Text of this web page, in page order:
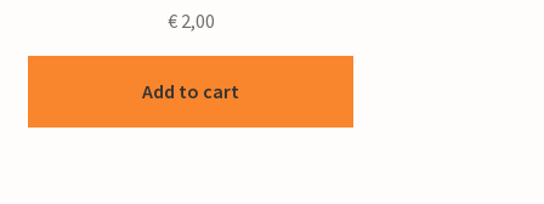
€2,00
Add to cart